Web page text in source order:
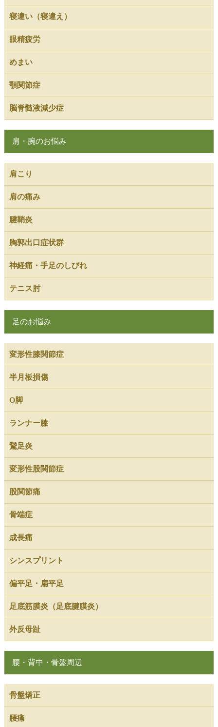
寝違い（寝違え）
眼精疲労
めまい
顎関節症
脳脊髄液減少症
肩・腕のお悩み
肩こり
肩の痛み
腱鞘炎
胸郭出口症状群
神経痛・手足のしびれ
テニス肘
足のお悩み
変形性膝関節症
半月板損傷
O脚
ランナー膝
鵞足炎
変形性股関節症
股関節痛
骨端症
成長痛
シンスプリント
偏平足・扁平足
足底筋膜炎（足底腱膜炎）
外反母趾
腰・背中・骨盤周辺
骨盤矯正
腰痛